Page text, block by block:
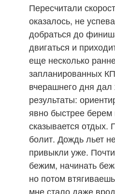
Пересчитали
оказалось, не
добраться до
двигаться и
еще несколько
запланированных
вчерашнего дня
результаты:
явно быстрее берем
сказывается
болит. Дождь льет
привыкли уже.
бежим, начинать
но потом
мне стало даже